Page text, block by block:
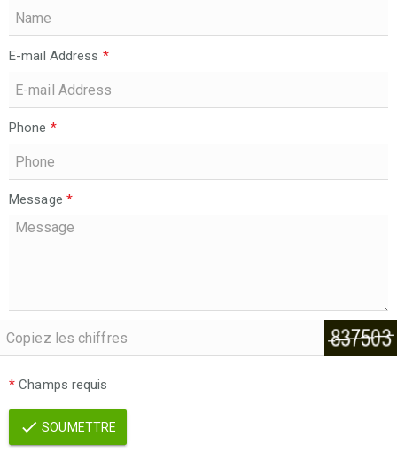
E-mail Address *
Phone *
Message *
* Champs requis
SOUMETTRE